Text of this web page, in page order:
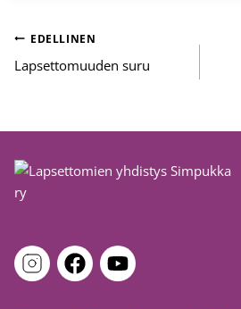
Artikkelien
selaus
EDELLINEN
Lapsettomuuden suru